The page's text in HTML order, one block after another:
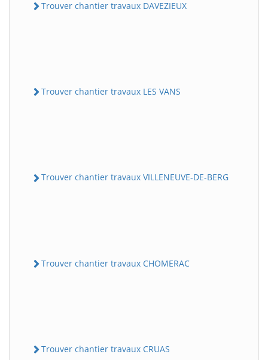
Trouver chantier travaux DAVEZIEUX
Trouver chantier travaux LES VANS
Trouver chantier travaux VILLENEUVE-DE-BERG
Trouver chantier travaux CHOMERAC
Trouver chantier travaux CRUAS